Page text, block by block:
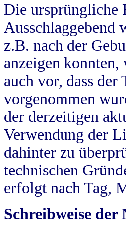
Die ursprüngliche
Ausschlaggebend
z.B. nach der
anzeigen
auch vor, dass
vorgenommen
der derzeitigen
Verwendung der
dahinter zu
technischen
erfolgt nach Tag,
Schreibweise der